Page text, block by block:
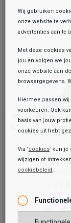
Keq
Veterschoenen
Wij gebruiken
onze website te
advertenties aan te
Met deze cookies
jou en volgen we
onze website aan
browsergegevens.
Hiermee passen
voorkeuren. Ook
basis van jouw
cookies uit hebt
Via 'cookies' kun je
wijzigen of
cookiebeleid.